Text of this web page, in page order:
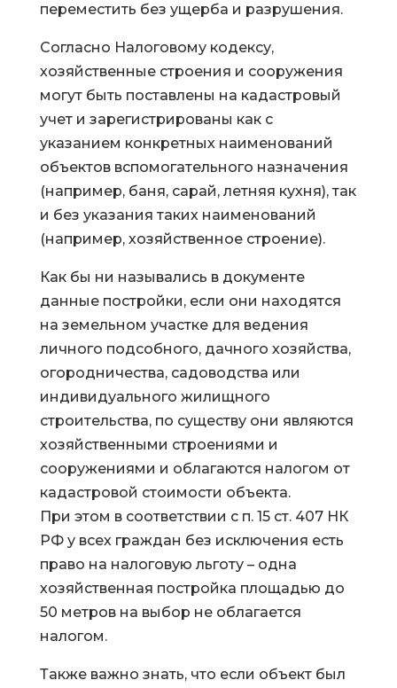
переместить без ущерба и разрушения.
Согласно Налоговому кодексу,
хозяйственные строения и сооружения
могут быть поставлены на кадастровый
учет и зарегистрированы как с
указанием конкретных наименований
объектов вспомогательного назначения
(например, баня, сарай, летняя кухня), так
и без указания таких наименований
(например, хозяйственное строение).
Как бы ни назывались в документе
данные постройки, если они находятся
на земельном участке для ведения
личного подсобного, дачного хозяйства,
огородничества, садоводства или
индивидуального жилищного
строительства, по существу они являются
хозяйственными строениями и
сооружениями и облагаются налогом от
кадастровой стоимости объекта.
При этом в соответствии с п. 15 ст. 407 НК
РФ у всех граждан без исключения есть
право на налоговую льготу – одна
хозяйственная постройка площадью до
50 метров на выбор не облагается
налогом.
Также важно знать, что если объект был